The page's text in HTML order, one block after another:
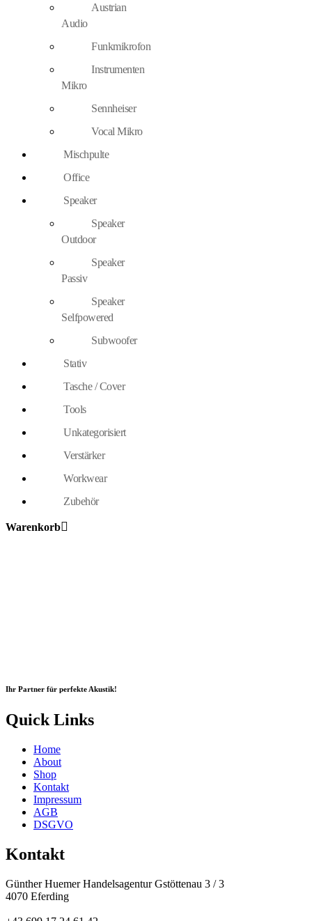
Austrian
Audio
Funkmikrofon
Instrumenten
Mikro
Sennheiser
Vocal Mikro
Mischpulte
Office
Speaker
Speaker
Outdoor
Speaker
Passiv
Speaker
Selfpowered
Subwoofer
Stativ
Tasche / Cover
Tools
Unkategorisiert
Verstärker
Workwear
Zubehör
Warenkorb
Ihr Partner für perfekte Akustik!
Quick Links
Home
About
Shop
Kontakt
Impressum
AGB
DSGVO
Kontakt
Günther Huemer Handelsagentur Gstöttenau 3 / 3
4070 Eferding